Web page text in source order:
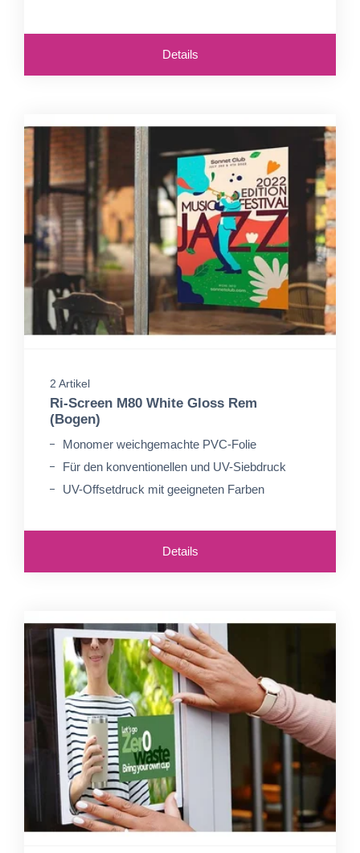
Details
2 Artikel
Ri-Screen M80 White Gloss Rem
(Bogen)
Monomer weichgemachte PVC-Folie
Für den konventionellen und UV-Siebdruck
UV-Offsetdruck mit geeigneten Farben
Details